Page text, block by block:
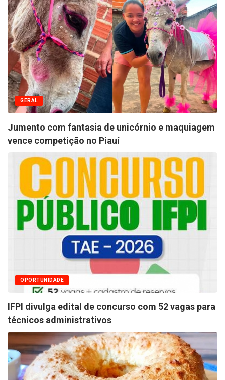
GERAL
Jumento com fantasia de unicórnio e maquiagem
vence competição no Piauí
OPORTUNIDADE
IFPI divulga edital de concurso com 52 vagas para
técnicos administrativos